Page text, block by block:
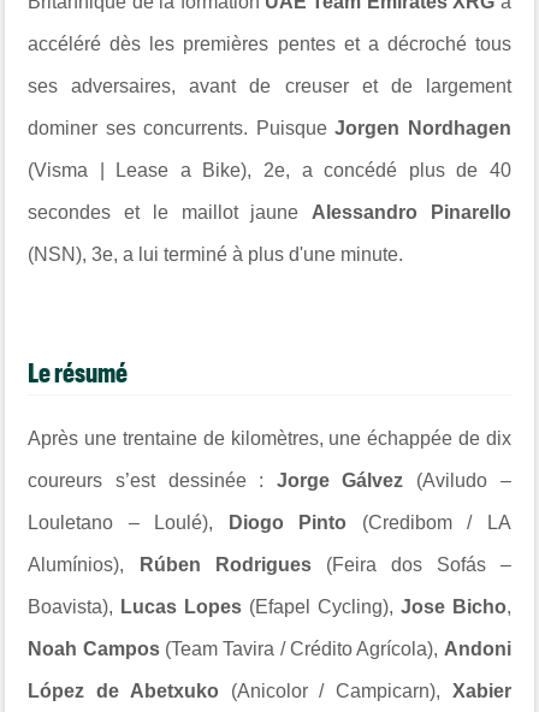
accéléré dès les premières pentes et a décroché tous
ses adversaires, avant de creuser et de largement
dominer ses concurrents. PuisqueJorgen Nordhagen
(Visma | Lease a Bike), 2e, a concédé plus de 40
secondes et le maillot jaune Alessandro Pinarello
(NSN), 3e, a lui terminé à plus d'une minute.
Le résumé
Après une trentaine de kilomètres, une échappée de dix
coureurs s’est dessinée : Jorge Gálvez (Aviludo –
Louletano – Loulé), Diogo Pinto (Credibom / LA
Alumínios), Rúben Rodrigues(Feira dos Sofás –
Boavista), Lucas Lopes (Efapel Cycling), Jose Bicho,
Noah Campos(Team Tavira / Crédito Agrícola), Andoni
López de Abetxuko (Anicolor / Campicarn), Xabier